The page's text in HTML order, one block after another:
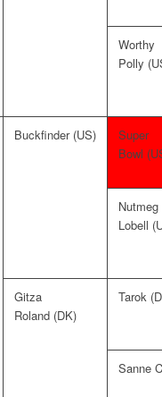
Worthy
Polly
Buckfinder (US)
Super
Bowl
Nutmeg
Lobell
Gitza
Roland (DK)
Tarok
Sanne